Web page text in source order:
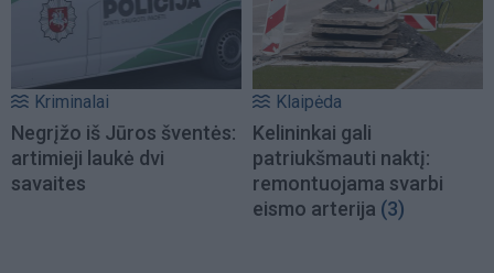
Kriminalai
Negrįžo iš Jūros šventės:
artimieji laukė dvi
savaites
Klaipėda
Kelininkai gali
patriukšmauti naktį:
remontuojama svarbi
eismo arterija (3)